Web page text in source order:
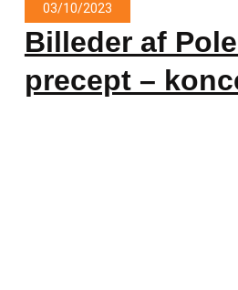
03/10/2023
Billeder af
precept –